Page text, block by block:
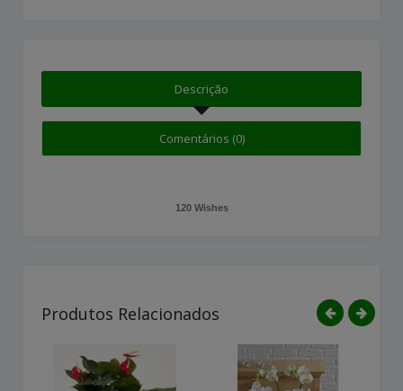
Descrição
Comentários (0)
120 Wishes
Produtos Relacionados